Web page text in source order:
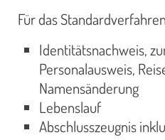
Für das
Identitätsnachweis,
Personalausweis,
Namensänderung
Lebenslauf
Abschlusszeugnis